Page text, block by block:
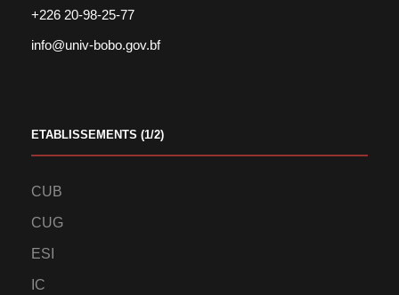
+226 20-98-25-77
info@univ-bobo.gov.bf
ETABLISSEMENTS (1/2)
CUB
CUG
ESI
IC